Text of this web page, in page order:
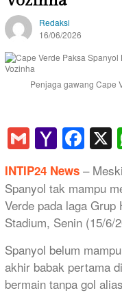
Redaksi
16/06/2026
Penjaga gawang Cape
GmailYahoo
Mail
INTIP24 News –
Spanyol tak mampu
Verde pada laga
Stadium, Senin (15/6/
Spanyol belum
akhir babak pertama
bermain tanpa gol